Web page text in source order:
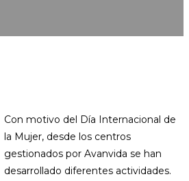
Con motivo del Día Internacional de
la Mujer, desde los centros
gestionados por Avanvida se han
desarrollado diferentes actividades.